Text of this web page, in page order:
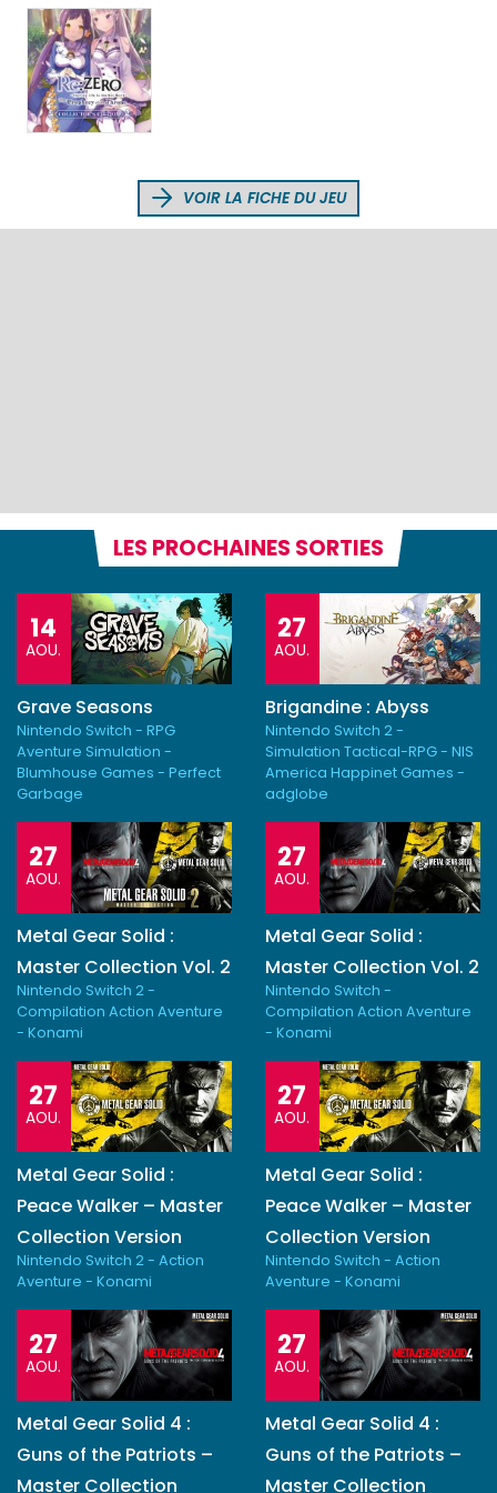
VOIR LA FICHE DU JEU
LES PROCHAINES SORTIES
14
AOU.
Grave Seasons
Nintendo Switch - RPG
Aventure Simulation -
Blumhouse Games - Perfect
Garbage
27
AOU.
Brigandine : Abyss
Nintendo Switch 2 -
Simulation Tactical-RPG - NIS
America Happinet Games -
adglobe
27
AOU.
Metal Gear Solid :
Master Collection Vol. 2
Nintendo Switch 2 -
Compilation Action Aventure
- Konami
27
AOU.
Metal Gear Solid :
Master Collection Vol. 2
Nintendo Switch -
Compilation Action Aventure
- Konami
27
AOU.
Metal Gear Solid :
Peace Walker – Master
Collection Version
Nintendo Switch 2 - Action
Aventure - Konami
27
AOU.
Metal Gear Solid :
Peace Walker – Master
Collection Version
Nintendo Switch - Action
Aventure - Konami
27
AOU.
Metal Gear Solid 4 :
Guns of the Patriots –
Master Collection
27
AOU.
Metal Gear Solid 4 :
Guns of the Patriots –
Master Collection